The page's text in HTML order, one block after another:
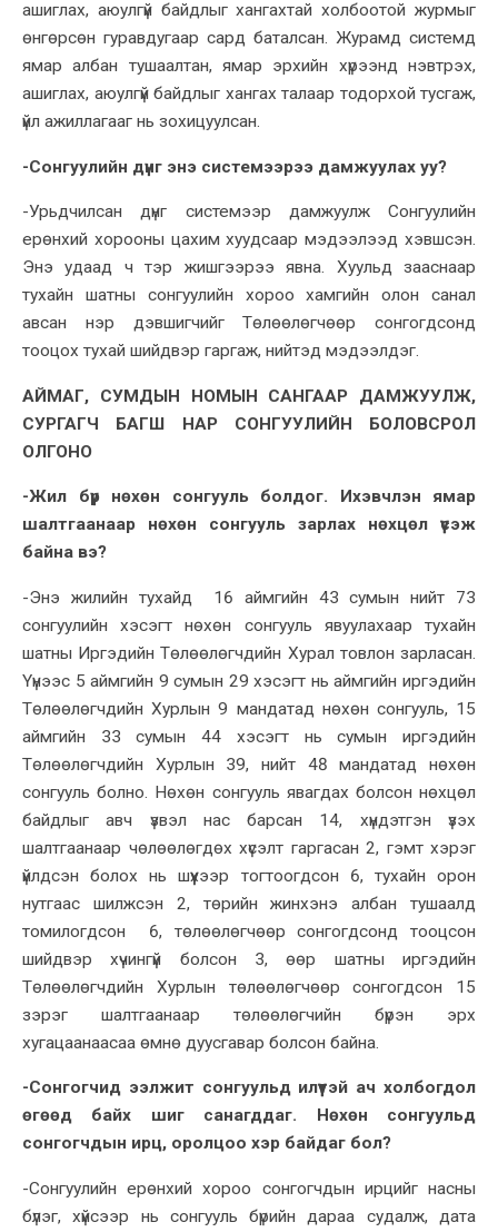
ашиглах, аюулгүй байдлыг хангахтай холбоотой журмыг
өнгөрсөн гуравдугаар сард баталсан. Журамд системд
ямар албан тушаалтан, ямар эрхийн хүрээнд нэвтрэх,
ашиглах, аюулгүй байдлыг хангах талаар тодорхой тусгаж,
үйл ажиллагааг нь зохицуулсан.
-Сонгуулийн дүнг энэ системээрээ дамжуулах уу?
-Урьдчилсан дүнг системээр дамжуулж Сонгуулийн
ерөнхий хорооны цахим хуудсаар мэдээлээд хэвшсэн.
Энэ удаад ч тэр жишгээрээ явна. Хуульд зааснаар
тухайн шатны сонгуулийн хороо хамгийн олон санал
авсан нэр дэвшигчийг Төлөөлөгчөөр сонгогдсонд
тооцох тухай шийдвэр гаргаж, нийтэд мэдээлдэг.
АЙМАГ, СУМДЫН НОМЫН САНГААР ДАМЖУУЛЖ,
СУРГАГЧ БАГШ НАР СОНГУУЛИЙН БОЛОВСРОЛ
ОЛГОНО
-Жил бүр нөхөн сонгууль болдог. Ихэвчлэн ямар
шалтгаанаар нөхөн сонгууль зарлах нөхцөл үүсэж
байна вэ?
-Энэ жилийн тухайд 16 аймгийн 43 сумын нийт 73
сонгуулийн хэсэгт нөхөн сонгууль явуулахаар тухайн
шатны Иргэдийн Төлөөлөгчдийн Хурал товлон зарласан.
Үүнээс 5 аймгийн 9 сумын 29 хэсэгт нь аймгийн иргэдийн
Төлөөлөгчдийн Хурлын 9 мандатад нөхөн сонгууль, 15
аймгийн 33 сумын 44 хэсэгт нь сумын иргэдийн
Төлөөлөгчдийн Хурлын 39, нийт 48 мандатад нөхөн
сонгууль болно. Нөхөн сонгууль явагдах болсон нөхцөл
байдлыг авч үзвэл нас барсан 14, хүндэтгэн үзэх
шалтгаанаар чөлөөлөгдөх хүсэлт гаргасан 2, гэмт хэрэг
үйлдсэн болох нь шүүхээр тогтоогдсон 6, тухайн орон
нутгаас шилжсэн 2, төрийн жинхэнэ албан тушаалд
томилогдсон 6, төлөөлөгчөөр сонгогдсонд тооцсон
шийдвэр хүчингүй болсон 3, өөр шатны иргэдийн
Төлөөлөгчдийн Хурлын төлөөлөгчөөр сонгогдсон 15
зэрэг шалтгаанаар төлөөлөгчийн бүрэн эрх
хугацаанаасаа өмнө дуусгавар болсон байна.
-Сонгогчид ээлжит сонгуульд илүүтэй ач холбогдол
өгөөд байх шиг санагддаг. Нөхөн сонгуульд
сонгогчдын ирц, оролцоо хэр байдаг бол?
-Сонгуулийн ерөнхий хороо сонгогчдын ирцийг насны
бүлэг, хүйсээр нь сонгууль бүрийн дараа судалж, дата